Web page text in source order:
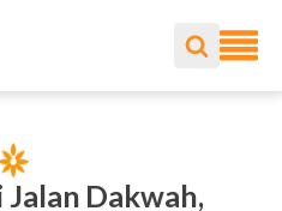
Dakwah,